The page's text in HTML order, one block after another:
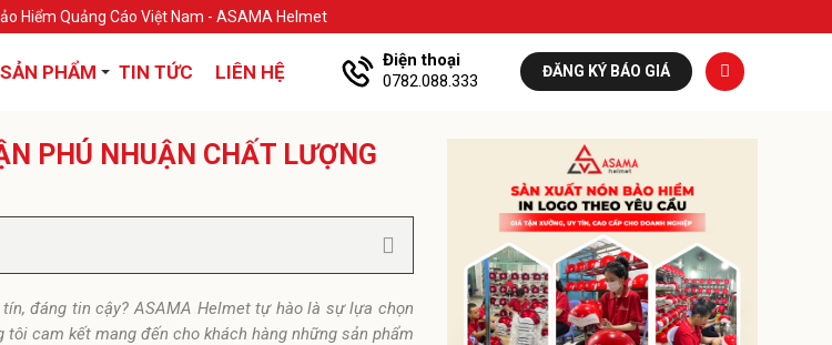
Hiểm Quảng Cáo Việt Nam - ASAMA Helmet
SẢN PHẨM TIN TỨC LIÊN HỆ ĐĂNG KÝ BÁO GIÁ
Điện thoại
0782.088.333
PHÚ NHUẬN CHẤT LƯỢNG
đáng tin cậy? ASAMA Helmet tự hào là sự lựa chọn
cam kết mang đến cho khách hàng những sản phẩm